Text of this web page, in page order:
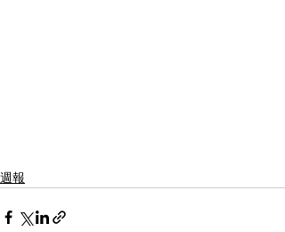
週報